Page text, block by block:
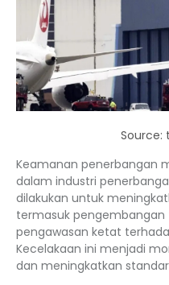
Source:
Keamanan penerbangan
dalam industri
dilakukan untuk
termasuk pengembangan
pengawasan ketat
Kecelakaan ini menjadi
dan meningkatkan